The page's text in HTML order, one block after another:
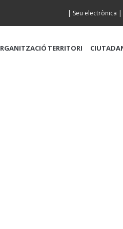
| Seu electrònica |
TERRITORI